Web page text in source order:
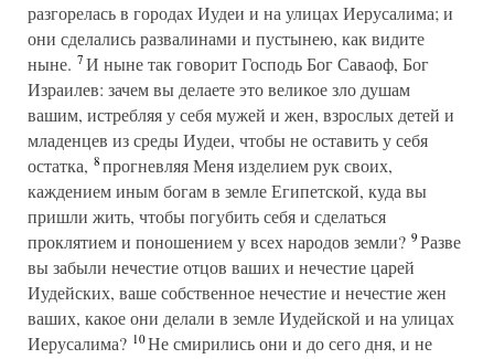
разгорелась в городах Иудеи и на улицах Иерусалима; и
они сделались развалинами и пустынею, как видите
ныне. 7И ныне так говорит Господь Бог Саваоф, Бог
Израилев: зачем вы делаете это великое зло душам
вашим, истребляя у себя мужей и жен, взрослых детей и
младенцев из среды Иудеи, чтобы не оставить у себя
остатка, 8прогневляя Меня изделием рук своих,
каждением иным богам в земле Египетской, куда вы
пришли жить, чтобы погубить себя и сделаться
проклятием и поношением у всех народов земли? 9Разве
вы забыли нечестие отцов ваших и нечестие царей
Иудейских, ваше собственное нечестие и нечестие жен
ваших, какое они делали в земле Иудейской и на улицах
Иерусалима? 10Не смирились они и до сего дня, и не